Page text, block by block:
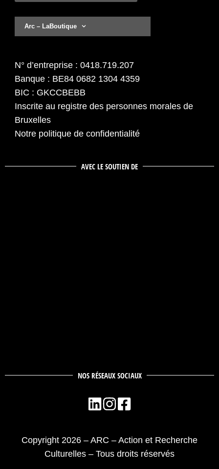
Arc – LaBoutique
N° d’entreprise : 0418.719.207
Banque : BE84 0682 1304 4359
BIC : GKCCBEBB
Inscrite au registre des personnes morales de
Bruxelles
Notre politique de confidentialité
AVEC LE SOUTIEN DE
NOS RÉSEAUX SOCIAUX
Copyright 2026 – ARC – Action et Recherche
Culturelles – Tous droits réservés